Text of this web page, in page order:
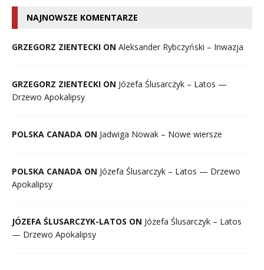
NAJNOWSZE KOMENTARZE
GRZEGORZ ZIENTECKI ON Aleksander Rybczyński – Inwazja
GRZEGORZ ZIENTECKI ON Józefa Ślusarczyk – Latos —
Drzewo Apokalipsy
POLSKA CANADA ON Jadwiga Nowak – Nowe wiersze
POLSKA CANADA ON Józefa Ślusarczyk – Latos — Drzewo
Apokalipsy
JÓZEFA ŚLUSARCZYK-LATOS ON Józefa Ślusarczyk – Latos
— Drzewo Apokalipsy